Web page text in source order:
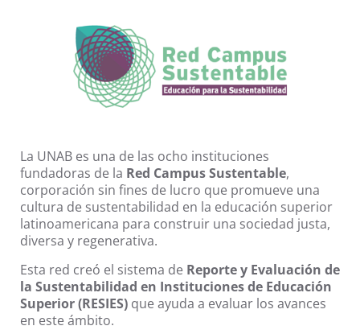
La UNAB es una de las ocho instituciones
fundadoras de la Red Campus Sustentable,
corporación sin fines de lucro que promueve una
cultura de sustentabilidad en la educación superior
latinoamericana para construir una sociedad justa,
diversa y regenerativa.
Esta red creó el sistema de Reporte y Evaluación de
la Sustentabilidad en Instituciones de Educación
Superior (RESIES) que ayuda a evaluar los avances
en este ámbito.